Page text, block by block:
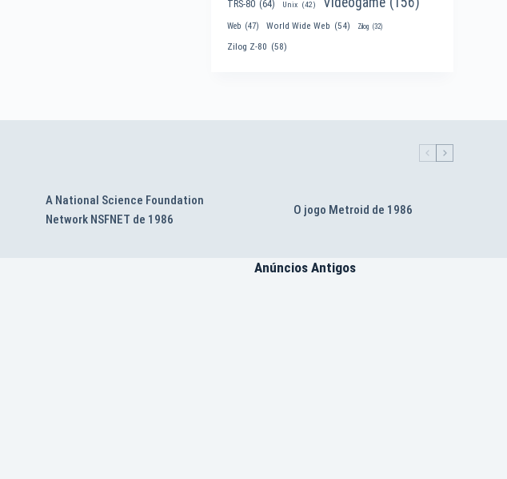
TRS-80 (64) Unix (42)
Web (47) World Wide Web (54) Zilog (32)
Zilog Z-80 (58)
A National Science Foundation
Network NSFNET de 1986
O jogo Metroid de 1986
Anúncios Antigos